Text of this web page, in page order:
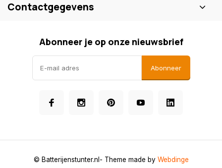
Contactgegevens
Abonneer je op onze nieuwsbrief
Abonneer
© Batterijenstunter.nl - Theme made by Webdinge